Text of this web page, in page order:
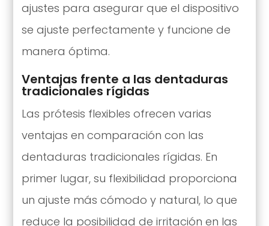
ajustes para asegurar que el dispositivo
se ajuste perfectamente y funcione de
manera óptima.
Ventajas frente a las dentaduras
tradicionales rígidas
Las prótesis flexibles ofrecen varias
ventajas en comparación con las
dentaduras tradicionales rígidas. En
primer lugar, su flexibilidad proporciona
un ajuste más cómodo y natural, lo que
reduce la posibilidad de irritación en las